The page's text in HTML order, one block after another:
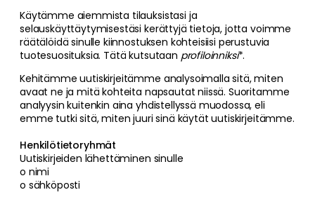
Käytämme aiemmista tilauksistasi ja
selauskäyttäytymisestäsi kerättyjä tietoja, jotta voimme
räätälöidä sinulle kiinnostuksen kohteisiisi perustuvia
tuotesuosituksia. Tätä kutsutaan profiloinniksi*.
Kehitämme uutiskirjeitämme analysoimalla sitä, miten
avaat ne ja mitä kohteita napsautat niissä. Suoritamme
analyysin kuitenkin aina yhdistellyssä muodossa, eli
emme tutki sitä, miten juuri sinä käytät uutiskirjeitämme.
Henkilötietoryhmät
Uutiskirjeiden lähettäminen sinulle
o nimi
o sähköposti